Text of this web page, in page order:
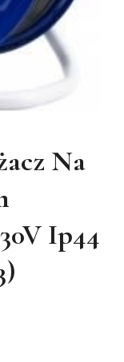
Na
Ip44